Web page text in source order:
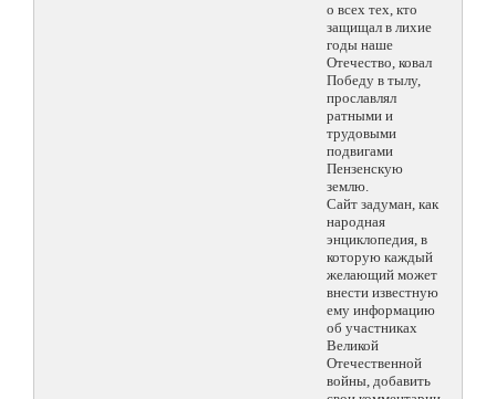
о всех тех, кто
защищал в лихие
годы наше
Отечество, ковал
Победу в тылу,
прославлял
ратными и
трудовыми
подвигами
Пензенскую
землю.
Сайт задуман, как
народная
энциклопедия, в
которую каждый
желающий может
внести известную
ему информацию
об участниках
Великой
Отечественной
войны, добавить